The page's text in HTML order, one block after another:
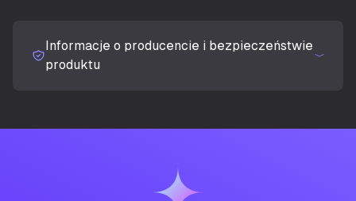
PAMIĘĆ
Liczba gniazd pamięci 4
Informacje o producencie i bezpieczeństwie
produktu